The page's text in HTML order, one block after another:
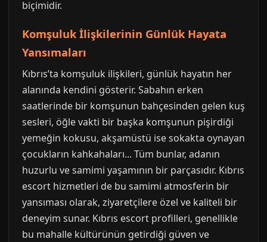
biçimidir.
Komşuluk İlişkilerinin Günlük Hayata
Yansımaları
Kıbrıs’ta komşuluk ilişkileri, günlük hayatın her
alanında kendini gösterir. Sabahın erken
saatlerinde bir komşunun bahçesinden gelen kuş
sesleri, öğle vakti bir başka komşunun pişirdiği
yemeğin kokusu, akşamüstü ise sokakta oynayan
çocukların kahkahaları... Tüm bunlar, adanın
huzurlu ve samimi yaşamının bir parçasıdır. Kıbrıs
escort hizmetleri de bu samimi atmosferin bir
yansıması olarak, ziyaretçilere özel ve kaliteli bir
deneyim sunar. Kıbrıs escort profilleri, genellikle
bu mahalle kültürünün getirdiği güven ve